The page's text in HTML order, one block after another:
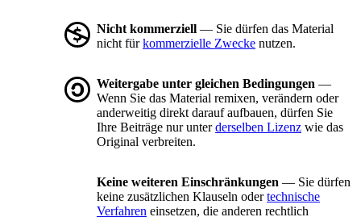
Nicht kommerziell — Sie dürfen das Material
nicht fürkommerzielle Zwecke nutzen.
Weitergabe unter gleichen Bedingungen —
Wenn Sie das Material remixen, verändern oder
anderweitig direkt darauf aufbauen, dürfen Sie
Ihre Beiträge nur unterderselben Lizenz wie das
Original verbreiten.
Keine weiteren Einschränkungen — Sie dürfen
keine zusätzlichen Klauseln odertechnische
Verfahren einsetzen, die anderen rechtlich